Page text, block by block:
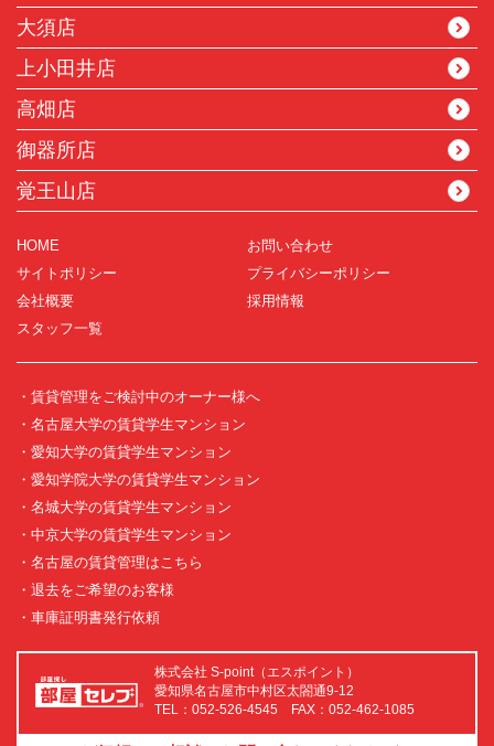
大須店
上小田井店
高畑店
御器所店
覚王山店
HOME
お問い合わせ
サイトポリシー
プライバシーポリシー
会社概要
採用情報
スタッフ一覧
・賃貸管理をご検討中のオーナー様へ
・名古屋大学の賃貸学生マンション
・愛知大学の賃貸学生マンション
・愛知学院大学の賃貸学生マンション
・名城大学の賃貸学生マンション
・中京大学の賃貸学生マンション
・名古屋の賃貸管理はこちら
・退去をご希望のお客様
・車庫証明書発行依頼
株式会社 S-point（エスポイント）
愛知県名古屋市中村区太閤通9-12
TEL：052-526-4545 FAX：052-462-1085